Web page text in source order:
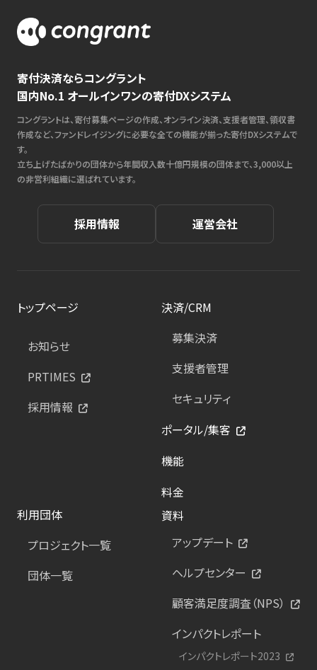
寄付決済ならコングラント
国内No.1 オールインワンの寄付DXシステム
コングラントは、寄付募集ページの作成、オンライン決済、支援者管理、領収書
作成など、ファンドレイジングに必要な全ての機能が揃った寄付DXシステムで
す。
立ち上げたばかりの団体から年間収入数十億円規模の団体まで、3,000以上
の非営利組織に選ばれています。
採用情報 運営会社
トップページ
お知らせ
PRTIMES
採用情報
決済/CRM
募集決済
支援者管理
セキュリティ
ポータル/集客
機能
料金
利用団体
プロジェクト一覧
団体一覧
資料
アップデート
ヘルプセンター
顧客満足度調査（NPS）
インパクトレポート
インパクトレポート2023